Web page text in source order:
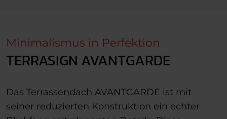
Minimalismus in Perfektion
TERRASIGN AVANTGARDE
Das Terrassendach AVANTGARDE ist mit
seiner reduzierten Konstruktion ein echter